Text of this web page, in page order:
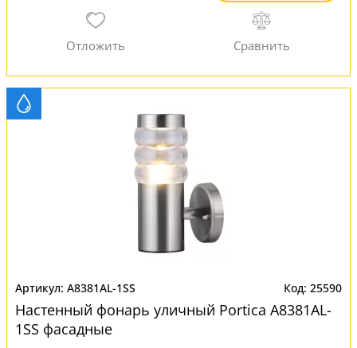
A8381AL-1SS 25590
Настенный фонарь уличный Portica A8381AL-
1SS фасадные